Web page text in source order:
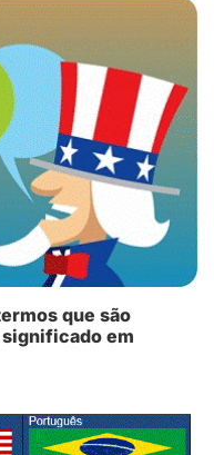
que são
em